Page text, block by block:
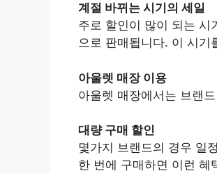
계절 바뀌는 시기의 세일
주로 할인이 많이 되는 시
으로 판매됩니다. 이 시기
아울렛 매장 이용
아울렛 매장에서는 브랜
대량 구매 할인
몇가지 브랜드의 경우 일
한 번에 구매하면 이런 혜